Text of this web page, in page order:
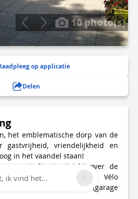
10 photo(s)
op applicatie
Delen
het emblematische dorp van de
gastvrijheid, vriendelijkheid en
in het vaandel staan!
met direct uitzicht over de
aan Route 19 van de Vélo
Vélo" accreditatie (garage
ik vind het...